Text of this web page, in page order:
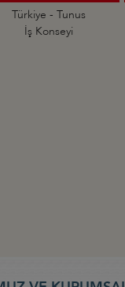
Türkiye - Tunus
İş Konseyi